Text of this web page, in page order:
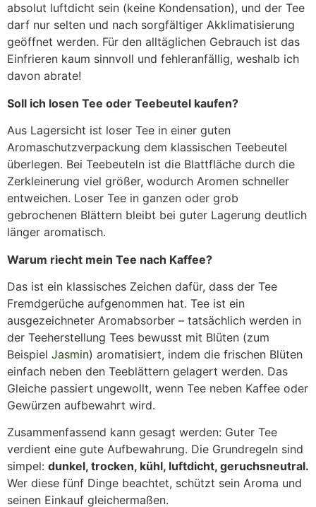
absolut luftdicht sein (keine Kondensation), und der Tee
darf nur selten und nach sorgfältiger Akklimatisierung
geöffnet werden. Für den alltäglichen Gebrauch ist das
Einfrieren kaum sinnvoll und fehleranfällig, weshalb ich
davon abrate!
Soll ich losen Tee oder Teebeutel kaufen?
Aus Lagersicht ist loser Tee in einer guten
Aromaschutzverpackung dem klassischen Teebeutel
überlegen. Bei Teebeuteln ist die Blattfläche durch die
Zerkleinerung viel größer, wodurch Aromen schneller
entweichen. Loser Tee in ganzen oder grob
gebrochenen Blättern bleibt bei guter Lagerung deutlich
länger aromatisch.
Warum riecht mein Tee nach Kaffee?
Das ist ein klassisches Zeichen dafür, dass der Tee
Fremdgerüche aufgenommen hat. Tee ist ein
ausgezeichneter Aromabsorber – tatsächlich werden in
der Teeherstellung Tees bewusst mit Blüten (zum
Beispiel Jasmin) aromatisiert, indem die frischen Blüten
einfach neben den Teeblättern gelagert werden. Das
Gleiche passiert ungewollt, wenn Tee neben Kaffee oder
Gewürzen aufbewahrt wird.
Zusammenfassend kann gesagt werden: Guter Tee
verdient eine gute Aufbewahrung. Die Grundregeln sind
simpel: dunkel, trocken, kühl, luftdicht, geruchsneutral.
Wer diese fünf Dinge beachtet, schützt sein Aroma und
seinen Einkauf gleichermaßen.